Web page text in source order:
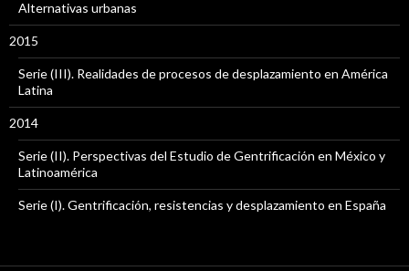
Alternativas urbanas
2015
Serie (III). Realidades de procesos de desplazamiento en América
Latina
2014
Serie (II). Perspectivas del Estudio de Gentrificación en México y
Latinoamérica
Serie (I). Gentrificación, resistencias y desplazamiento en España